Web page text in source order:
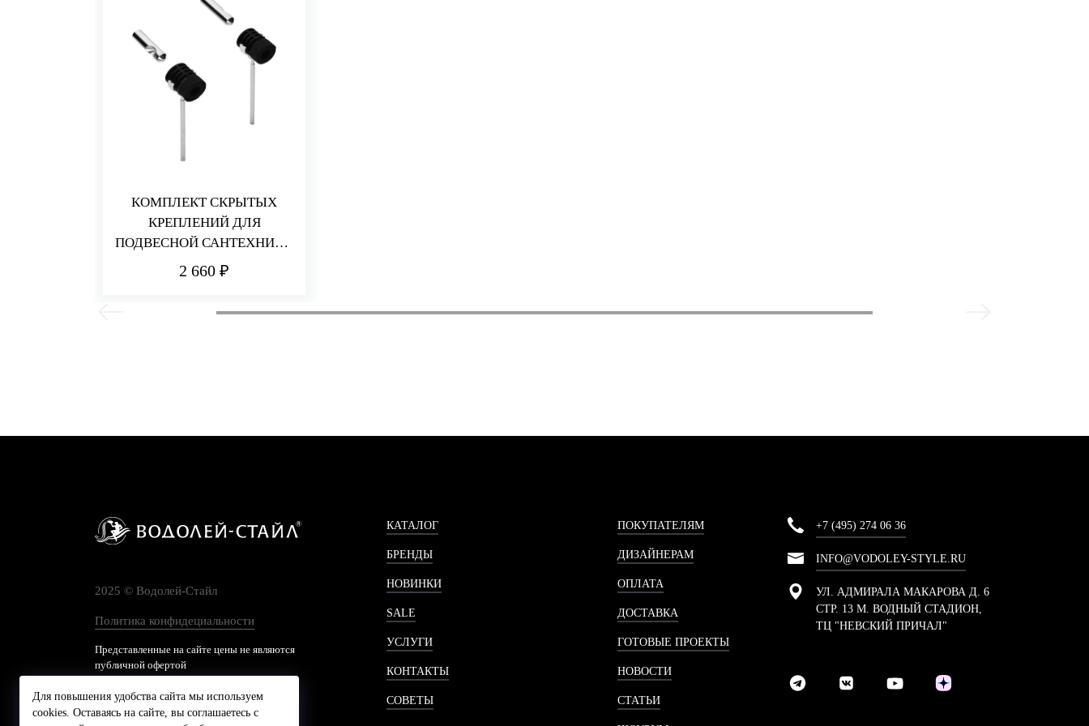
КОМПЛЕКТ СКРЫТЫХ
КРЕПЛЕНИЙ ДЛЯ
ПОДВЕСНОЙ САНТЕХНИКИ
WB9 SAG
2 660 ₽
2025 © Водолей-Cтайл
Политика конфидециальности
Представленные на сайте цены не являются
публичной офертой
КАТАЛОГ
БРЕНДЫ
НОВИНКИ
SALE
УСЛУГИ
КОНТАКТЫ
СОВЕТЫ
ПОКУПАТЕЛЯМ
ДИЗАЙНЕРАМ
ОПЛАТА
ДОСТАВКА
ГОТОВЫЕ ПРОЕКТЫ
НОВОСТИ
СТАТЬИ
+7 (495) 274 06 36
INFO@VODOLEY-STYLE.RU
УЛ. АДМИРАЛА МАКАРОВА Д. 6
СТР. 13 М. ВОДНЫЙ СТАДИОН,
ТЦ "НЕВСКИЙ ПРИЧАЛ"
Для повышения удобства сайта мы используем
cookies. Оставаясь на сайте, вы соглашаетесь с